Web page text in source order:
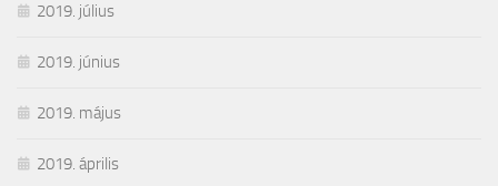
2019. július
2019. június
2019. május
2019. április